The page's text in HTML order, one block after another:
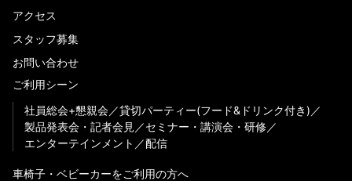
アクセス
スタッフ募集
お問い合わせ
ご利用シーン
社員総会+懇親会
貸切パーティー(フード&ドリンク付き)
製品発表会・記者会見
セミナー・講演会・研修
エンターテインメント
配信
車椅子・ベビーカーをご利用の方へ